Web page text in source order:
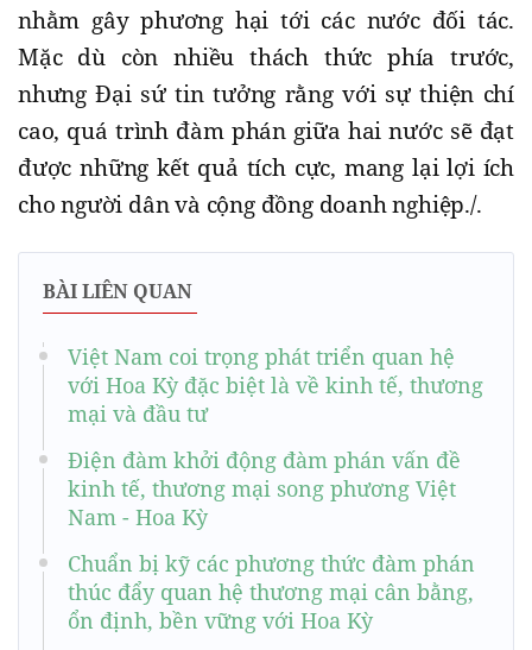
nhằm gây phương hại tới các nước đối tác.
Mặc dù còn nhiều thách thức phía trước,
nhưng Đại sứ tin tưởng rằng với sự thiện chí
cao, quá trình đàm phán giữa hai nước sẽ đạt
được những kết quả tích cực, mang lại lợi ích
cho người dân và cộng đồng doanh nghiệp./.
BÀI LIÊN QUAN
Việt Nam coi trọng phát triển quan hệ
với Hoa Kỳ đặc biệt là về kinh tế, thương
mại và đầu tư
Điện đàm khởi động đàm phán vấn đề
kinh tế, thương mại song phương Việt
Nam - Hoa Kỳ
Chuẩn bị kỹ các phương thức đàm phán
thúc đẩy quan hệ thương mại cân bằng,
ổn định, bền vững với Hoa Kỳ